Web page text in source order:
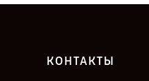
КОНТАКТЫ